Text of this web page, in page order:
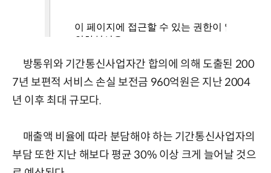
방통위와 기간통신사업자간 합의에 의해 도출된 200
7년 보편적 서비스 손실 보전금 960억원은 지난 2004
년 이후 최대 규모다.
매출액 비율에 따라 분담해야 하는 기간통신사업자의
부담 또한 지난 해보다 평균 30% 이상 크게 늘어날 것으